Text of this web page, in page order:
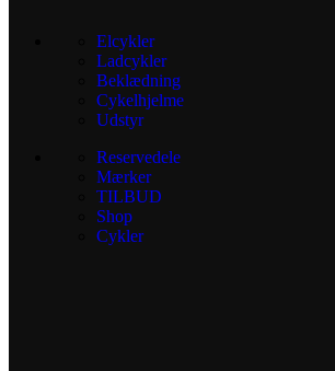
Elcykler
Ladcykler
Beklædning
Cykelhjelme
Udstyr
Reservedele
Mærker
TILBUD
Shop
Cykler